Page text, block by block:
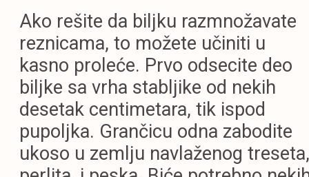
Ako rešite da biljku razmnožavate
reznicama, to možete učiniti u
kasno proleće. Prvo odsecite deo
biljke sa vrha stabljike od nekih
desetak centimetara, tik ispod
pupoljka. Grančicu odna zabodite
ukoso u zemlju navlaženog treseta,